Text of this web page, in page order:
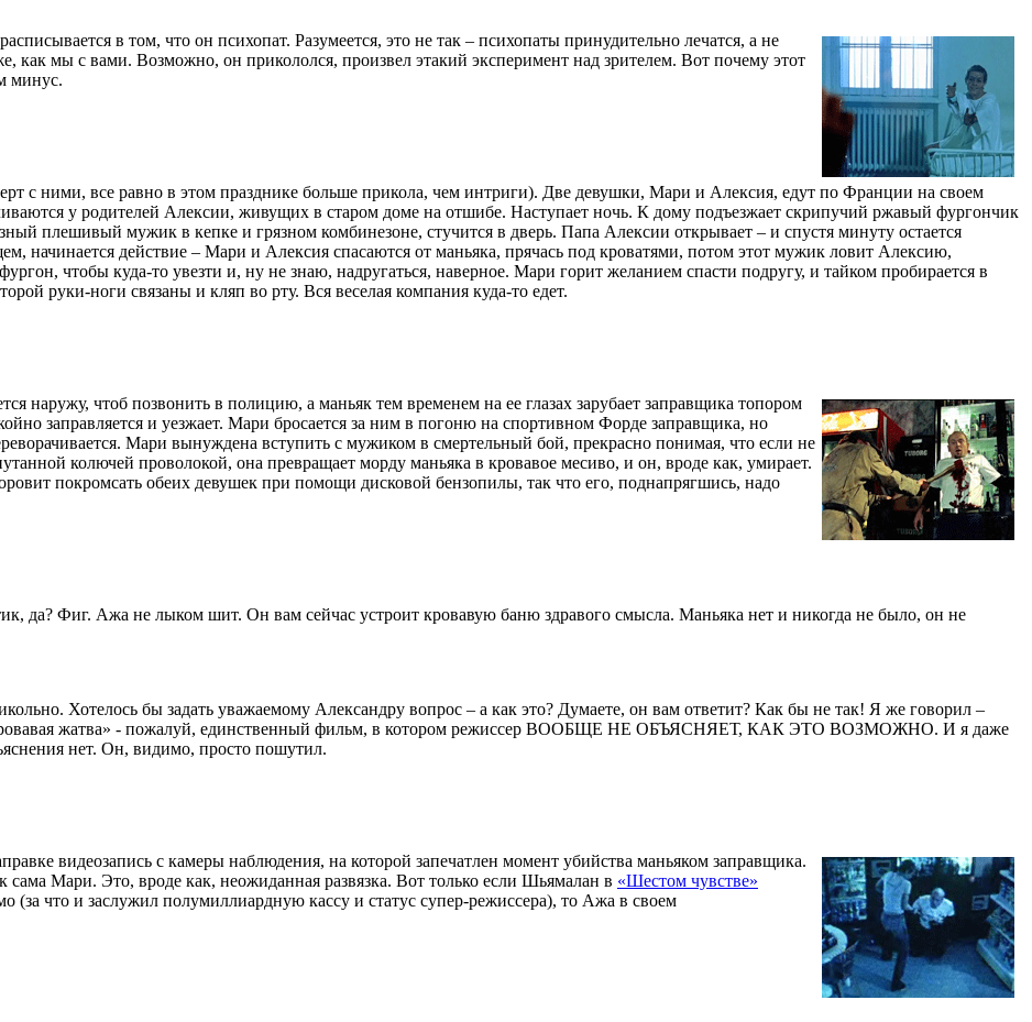
в том, что он психопат. Разумеется, это не так – психопаты принудительно лечатся, а не
как мы с вами. Возможно, он прикололся, произвел этакий эксперимент над зрителем. Вот почему этот
минус.
с ними, все равно в этом празднике больше прикола, чем интриги). Две девушки, Мари и Алексия, едут по Франции на своем
у родителей Алексии, живущих в старом доме на отшибе. Наступает ночь. К дому подъезжает скрипучий ржавый фургончик
плешивый мужик в кепке и грязном комбинезоне, стучится в дверь. Папа Алексии открывает – и спустя минуту остается
начинается действие – Мари и Алексия спасаются от маньяка, прячась под кроватями, потом этот мужик ловит Алексию,
чтобы куда-то увезти и, ну не знаю, надругаться, наверное. Мари горит желанием спасти подругу, и тайком пробирается в
руки-ноги связаны и кляп во рту. Вся веселая компания куда-то едет.
наружу, чтоб позвонить в полицию, а маньяк тем временем на ее глазах зарубает заправщика топором
заправляется и уезжает. Мари бросается за ним в погоню на спортивном Форде заправщика, но
Мари вынуждена вступить с мужиком в смертельный бой, прекрасно понимая, что если не
колючей проволокой, она превращает морду маньяка в кровавое месиво, и он, вроде как, умирает.
покромсать обеих девушек при помощи дисковой бензопилы, так что его, поднапрягшись, надо
да? Фиг. Ажа не лыком шит. Он вам сейчас устроит кровавую баню здравого смысла. Маньяка нет и никогда не было, он не
Хотелось бы задать уважаемому Александру вопрос – а как это? Думаете, он вам ответит? Как бы не так! Я же говорил –
жатва» - пожалуй, единственный фильм, в котором режиссер ВООБЩЕ НЕ ОБЪЯСНЯЕТ, КАК ЭТО ВОЗМОЖНО. И я даже
нет. Он, видимо, просто пошутил.
видеозапись с камеры наблюдения, на которой запечатлен момент убийства маньяком заправщика.
сама Мари. Это, вроде как, неожиданная развязка. Вот только если Шьямалан в «Шестом чувстве»
что и заслужил полумиллиардную кассу и статус супер-режиссера), то Ажа в своем